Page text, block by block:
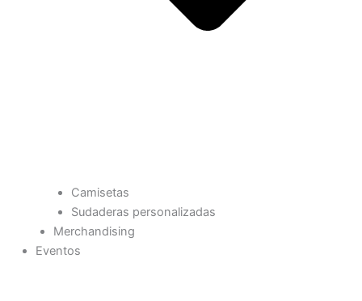
Camisetas
Sudaderas personalizadas
Merchandising
Eventos